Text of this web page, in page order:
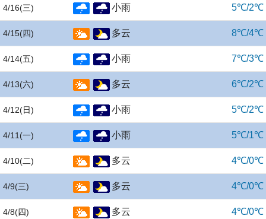
4/16(三) 小雨 5℃/2℃
4/15(四) 多云 8℃/4℃
4/14(五) 小雨 7℃/3℃
4/13(六) 多云 6℃/2℃
4/12(日) 小雨 5℃/2℃
4/11 (一) 小雨 5℃/1℃
4/10(二) 多云 4℃/0℃
4/9(三) 多云 4℃/0℃
4/8(四) 多云 4℃/0℃